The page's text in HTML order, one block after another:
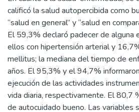
calificó la salud autopercibida como
“salud en general” y “salud en
El 59,3% declaró padecer de alguna
ellos con hipertensión arterial y
mellitus; la mediana del tiempo de
años. El 95,3% y el 94,7%
ejecución de las actividades
vida diaria, respectivamente. El 80,7
de autocuidado bueno. Las variables